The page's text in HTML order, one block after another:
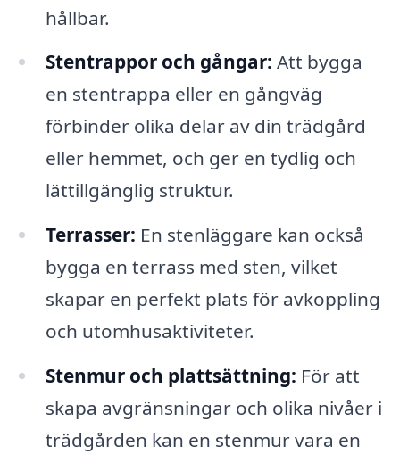
hållbar.
Stentrappor och gångar: Att bygga
en stentrappa eller en gångväg
förbinder olika delar av din trädgård
eller hemmet, och ger en tydlig och
lättillgänglig struktur.
Terrasser: En stenläggare kan också
bygga en terrass med sten, vilket
skapar en perfekt plats för avkoppling
och utomhusaktiviteter.
Stenmur och plattsättning: För att
skapa avgränsningar och olika nivåer i
trädgården kan en stenmur vara en